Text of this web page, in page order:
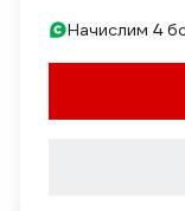
Начислим 4